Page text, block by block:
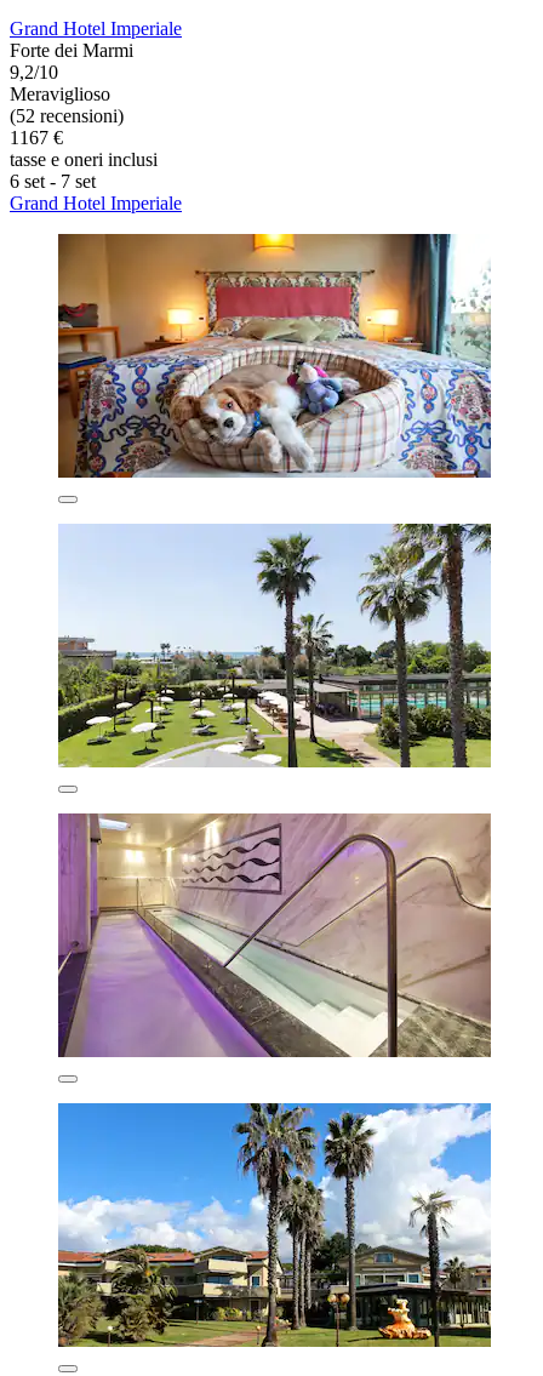
Grand Hotel Imperiale
Forte dei Marmi
9,2/10
Meraviglioso
(52 recensioni)
1167 €
tasse e oneri inclusi
6 set - 7 set
Grand Hotel Imperiale